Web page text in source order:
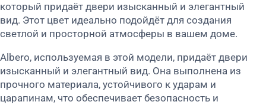
который придаёт двери изысканный и элегантный
вид. Этот цвет идеально подойдёт для создания
светлой и просторной атмосферы в вашем доме.
Albero, используемая в этой модели, придаёт двери
изысканный и элегантный вид. Она выполнена из
прочного материала, устойчивого к ударам и
царапинам, что обеспечивает безопасность и